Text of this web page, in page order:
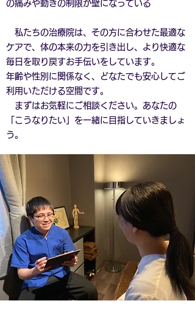
の痛みや動きの制限が壁になっている
私たちの治療院は、その方に合わせた最適な
ケアで、体の本来の力を引き出し、より快適な
毎日を取り戻すお手伝いをしています。
年齢や性別に関係なく、どなたでも安心してご
利用いただける空間です。
まずはお気軽にご相談ください。あなたの
「こうなりたい」を一緒に目指していきましょ
う。